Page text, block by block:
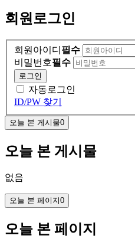
회원 로그인
회원아이디 필수
비밀번호필수
로그인
자동로그인
ID/PW 찾기
오늘 본 게시물0
오늘 본 게시물
없음
오늘 본 페이지0
오늘 본 페이지